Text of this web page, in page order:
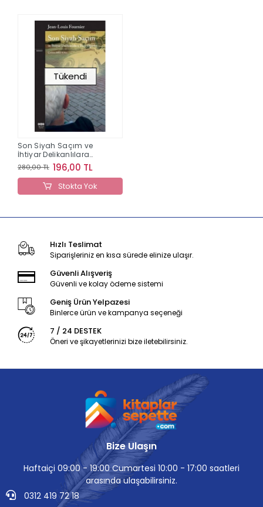
Tükendi
Son Siyah Saçım ve
İhtiyar Delikanlılara
Bazı Öğütler
280,00 TL 196,00 TL
Stokta Yok
Hızlı Teslimat
Siparişleriniz en kısa sürede elinize ulaşır.
Güvenli Alışveriş
Güvenli ve kolay ödeme sistemi
Geniş Ürün Yelpazesi
Binlerce ürün ve kampanya seçeneği
7 / 24 DESTEK
Öneri ve şikayetlerinizi bize iletebilirsiniz.
Bize Ulaşın
Haftaiçi 09:00 - 19:00 Cumartesi 10:00 - 17:00 saatleri
arasında ulaşabilirsiniz.
0312 419 72 18